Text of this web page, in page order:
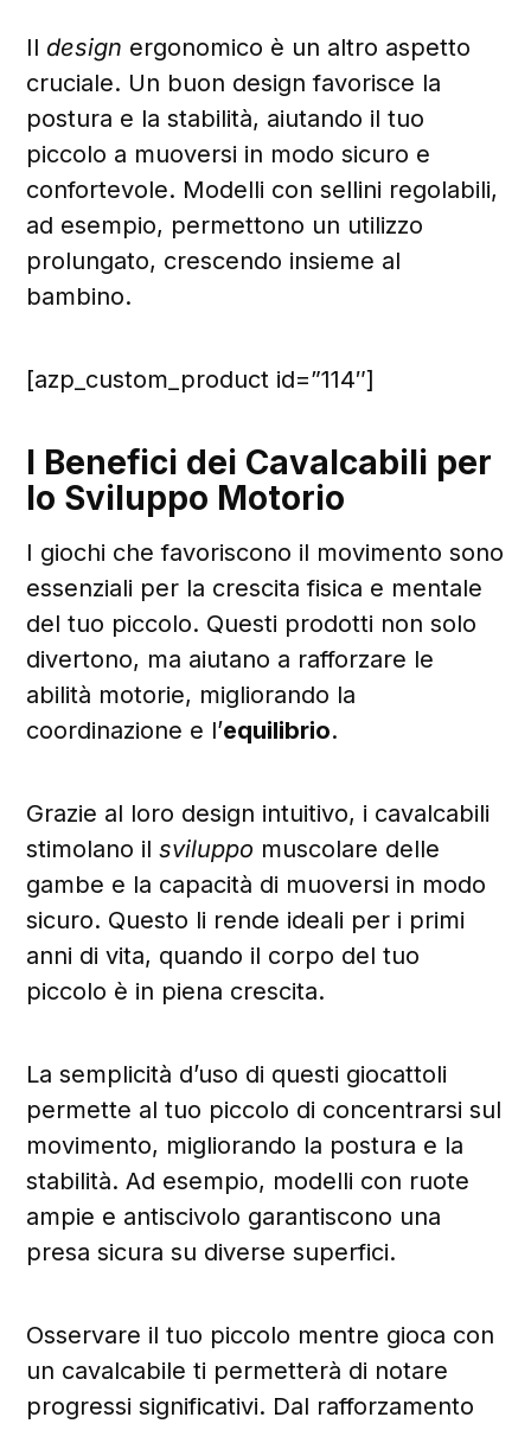
Il design ergonomico è un altro aspetto
cruciale. Un buon design favorisce la
postura e la stabilità, aiutando il tuo
piccolo a muoversi in modo sicuro e
confortevole. Modelli con sellini regolabili,
ad esempio, permettono un utilizzo
prolungato, crescendo insieme al
bambino.
[azp_custom_product id=”114″]
I Benefici dei Cavalcabili per
lo Sviluppo Motorio
I giochi che favoriscono il movimento sono
essenziali per la crescita fisica e mentale
del tuo piccolo. Questi prodotti non solo
divertono, ma aiutano a rafforzare le
abilità motorie, migliorando la
coordinazione e l’equilibrio.
Grazie al loro design intuitivo, i cavalcabili
stimolano ilsviluppo muscolare delle
gambe e la capacità di muoversi in modo
sicuro. Questo li rende ideali per i primi
anni di vita, quando il corpo del tuo
piccolo è in piena crescita.
La semplicità d’uso di questi giocattoli
permette al tuo piccolo di concentrarsi sul
movimento, migliorando la postura e la
stabilità. Ad esempio, modelli con ruote
ampie e antiscivolo garantiscono una
presa sicura su diverse superfici.
Osservare il tuo piccolo mentre gioca con
un cavalcabile ti permetterà di notare
progressi significativi. Dal rafforzamento